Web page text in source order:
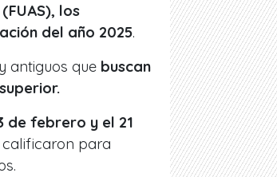
los
del año 2025.
antiguos que buscan
de febrero y el 21
para